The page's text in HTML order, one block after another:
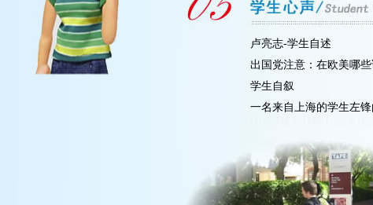
卢亮志-学生自述
出国党注意：在欧美哪些
学生自叙
一名来自上海的学生左